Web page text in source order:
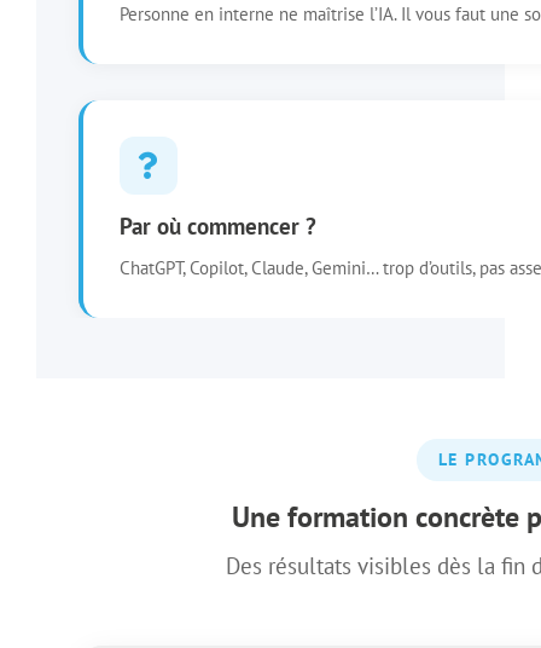
Personne en interne ne maîtrise l’IA. Il vous faut une
Par où commencer ?
ChatGPT, Copilot, Claude, Gemini… trop d’outils, pas
LE
Une formation concrète
Des résultats visibles dès la fin